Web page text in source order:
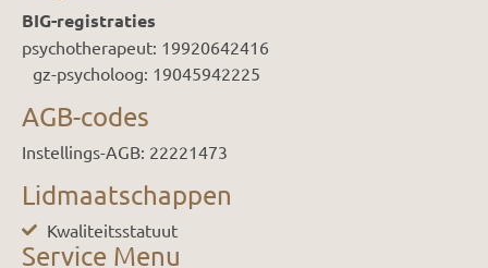
BIG-registraties
psychotherapeut: 19920642416
gz-psycholoog: 19045942225
AGB-codes
Instellings-AGB: 22221473
Lidmaatschappen
Kwaliteitsstatuut
Service Menu